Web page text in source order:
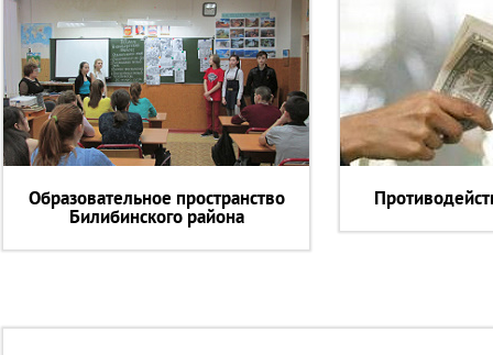
Образовательное пространство
Билибинского района